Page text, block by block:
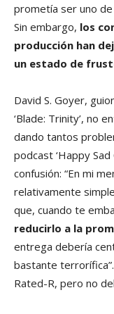
prometía ser uno
Sin embargo, los
producción han
un estado de
David S. Goyer,
‘Blade: Trinity’, no
dando tantos
podcast ‘Happy
confusión: “En mi
relativamente
que, cuando te
reducirlo a la
entrega debería
bastante
Rated-R, pero no